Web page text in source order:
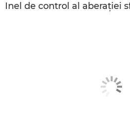
Inel de control al aberaţiei